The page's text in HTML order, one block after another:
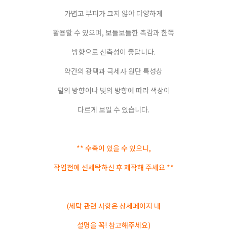
가볍고 부피가 크지 않아 다양하게
활용할 수 있으며, 보들보들한 촉감과 한쪽
방향으로 신축성이 좋답니다.
약간의 광택과 극세사 원단 특성상
털의 방향이나 빛의 방향에 따라 색상이
다르게 보일 수 있습니다.
** 수축이 있을 수 있으니,
작업전에 선세탁하신 후 제작해 주세요 **
(세탁 관련 사항은 상세페이지 내
설명을 꼭! 참고해주세요)